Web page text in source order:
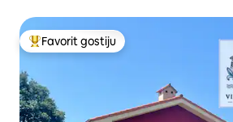
Glavni favorit gostiju
Favorit gostiju